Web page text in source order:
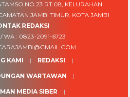
NO.23 RT.08, KELURAHAN
JAMBI TIMUR, KOTA JAMBI
REDAKSI
WA : 0823-2091-6723
KAMI
REDAKSI
WARTAWAN
MEDIA SIBER